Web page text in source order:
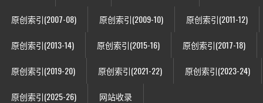
原创索引(2007-08) 原创索引(2009-10) 原创索引(2011-12)
原创索引(2013-14) 原创索引(2015-16) 原创索引(2017-18)
原创索引(2019-20) 原创索引(2021-22) 原创索引(2023-24)
原创索引(2025-26) 网站收录